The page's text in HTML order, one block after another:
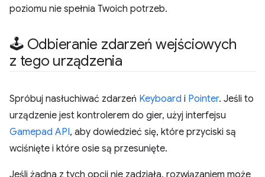
poziomu nie spełnia Twoich potrzeb.
🕹 Odbieranie zdarzeń wejściowych
z tego urządzenia
Spróbuj nasłuchiwać zdarzeń Keyboard i Pointer. Jeśli to
urządzenie jest kontrolerem do gier, użyj interfejsu
Gamepad API, aby dowiedzieć się, które przyciski są
wciśnięte i które osie są przesunięte.
Jeśli żadna z tych opcji nie zadziała, rozwiązaniem może